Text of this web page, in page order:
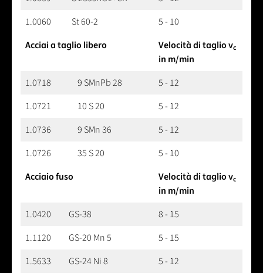
1.0060
St 60-2
5 - 10
Acciai a taglio libero
Velocità di taglio vc
in m/min
1.0718
9 SMnPb 28
5 - 12
1.0721
10 S 20
5 - 12
1.0736
9 SMn 36
5 - 12
1.0726
35 S 20
5 - 10
Acciaio fuso
Velocità di taglio vc
in m/min
1.0420
GS-38
8 - 15
1.1120
GS-20 Mn 5
5 - 15
1.5633
GS-24 Ni 8
5 - 12